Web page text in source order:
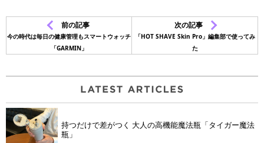
前の記事
今の時代は毎日の健康管理もスマートウォッチ
「GARMIN」
次の記事
「HOT SHAVE Skin Pro」編集部で使ってみ
た
持つだけで差がつく 大人の高機能魔法瓶「タイガー魔法
瓶」